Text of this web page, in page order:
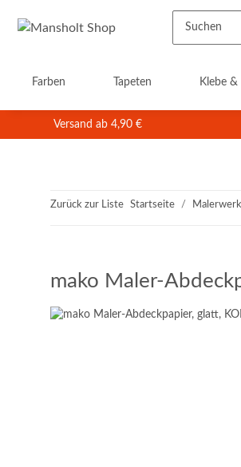
Farben Tapeten Klebe
Versand ab 4,90 €
Zurück zur Liste Startseite
mako Maler-